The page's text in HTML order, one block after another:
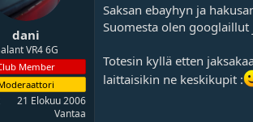
dani
VR4 6G
Member
21 Elokuu 2006
Vantaa
Saksan ebayhyn ja
Suomesta olen
Totesin kyllä etten
laittaisikin ne keskikupit :